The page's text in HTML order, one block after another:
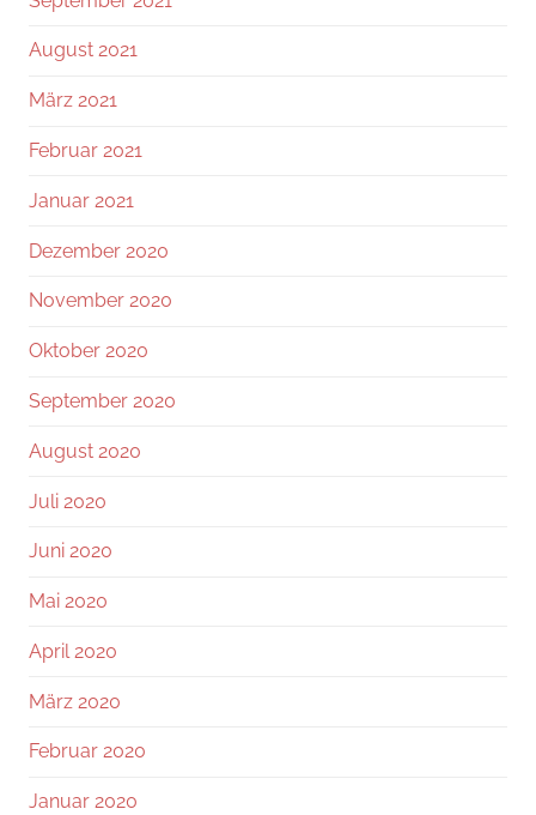
August 2021
März 2021
Februar 2021
Januar 2021
Dezember 2020
November 2020
Oktober 2020
September 2020
August 2020
Juli 2020
Juni 2020
Mai 2020
April 2020
März 2020
Februar 2020
Januar 2020